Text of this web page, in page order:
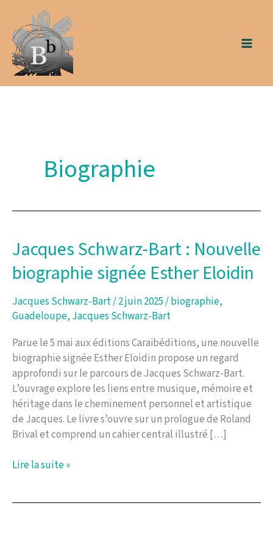
contenu
Biographie
Jacques Schwarz-Bart : Nouvelle
biographie signée Esther Eloidin
Jacques Schwarz-Bart/2 juin 2025/biographie,
Guadeloupe, Jacques Schwarz-Bart
Parue le 5 mai aux éditions Caraïbéditions, une nouvelle
biographie signée Esther Eloidin propose un regard
approfondi sur le parcours de Jacques Schwarz-Bart.
L’ouvrage explore les liens entre musique, mémoire et
héritage dans le cheminement personnel et artistique
de Jacques. Le livre s’ouvre sur un prologue de Roland
Brival et comprend un cahier central illustré […]
Jacques
Lire la suite »